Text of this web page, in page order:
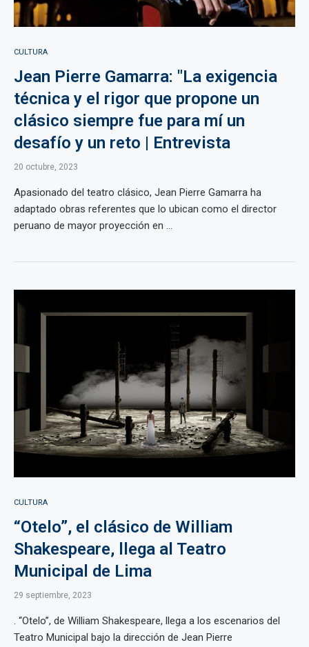
CULTURA
Jean Pierre Gamarra: "La exigencia
técnica y el rigor que propone un
clásico siempre fue para mí un
desafío y un reto | Entrevista
20 octubre, 2023
Apasionado del teatro clásico, Jean Pierre Gamarra ha
adaptado obras referentes que lo ubican como el director
peruano de mayor proyección en ...
CULTURA
“Otelo”, el clásico de William
Shakespeare, llega al Teatro
Municipal de Lima
29 septiembre, 2023
. “Otelo”, de William Shakespeare, llega a los escenarios del
Teatro Municipal bajo la dirección de Jean Pierre